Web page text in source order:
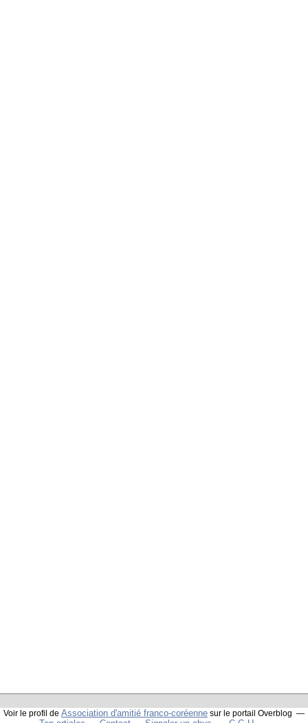
Voir le profil de Association d'amitié franco-coréenne sur le portail Overblog